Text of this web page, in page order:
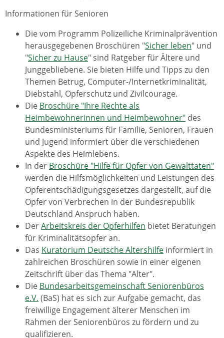
Informationen für Senioren
Die vom Programm Polizeiliche Kriminalprävention
herausgegebenen Broschüren "Sicher leben" und
"Sicher zu Hause" sind Ratgeber für Ältere und
Junggebliebene. Sie bieten Hilfe und Tipps zu den
Themen Betrug, Computer-/Internetkriminalität,
Diebstahl, Opferschutz und Zivilcourage.
Die Broschüre "Ihre Rechte als
Heimbewohnerinnen und Heimbewohner" des
Bundesministeriums für Familie, Senioren, Frauen
und Jugend informiert über die verschiedenen
Aspekte des Heimlebens.
In der Broschüre "Hilfe für Opfer von Gewalttaten"
werden die Hilfsmöglichkeiten und Leistungen des
Opferentschädigungsgesetzes dargestellt, auf die
Opfer von Verbrechen in der Bundesrepublik
Deutschland Anspruch haben.
DerArbeitskreis der Opferhilfen bietet Beratungen
für Kriminalitätsopfer an.
Das Kuratorium Deutsche Altershilfe informiert in
zahlreichen Broschüren sowie in einer eigenen
Zeitschrift über das Thema "Alter".
Die Bundesarbeitsgemeinschaft Seniorenbüros
e.V. (BaS) hat es sich zur Aufgabe gemacht, das
freiwillige Engagement älterer Menschen im
Rahmen der Seniorenbüros zu fördern und zu
qualifizieren.